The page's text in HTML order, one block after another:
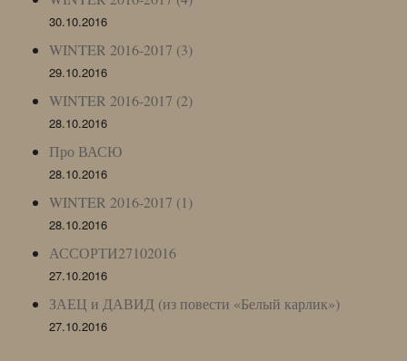
30.10.2016
WINTER 2016-2017 (3)
29.10.2016
WINTER 2016-2017 (2)
28.10.2016
Про ВАСЮ
28.10.2016
WINTER 2016-2017 (1)
28.10.2016
АССОРТИ27102016
27.10.2016
ЗАЕЦ и ДАВИД (из повести «Белый карлик»)
27.10.2016